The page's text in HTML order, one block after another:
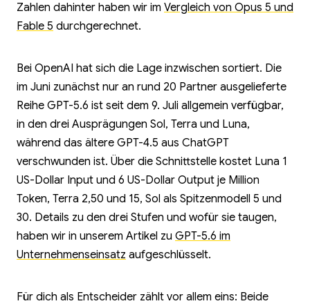
Zahlen dahinter haben wir im Vergleich von Opus 5 und
Fable 5 durchgerechnet.
Bei OpenAI hat sich die Lage inzwischen sortiert. Die
im Juni zunächst nur an rund 20 Partner ausgelieferte
Reihe GPT-5.6 ist seit dem 9. Juli allgemein verfügbar,
in den drei Ausprägungen Sol, Terra und Luna,
während das ältere GPT-4.5 aus ChatGPT
verschwunden ist. Über die Schnittstelle kostet Luna 1
US-Dollar Input und 6 US-Dollar Output je Million
Token, Terra 2,50 und 15, Sol als Spitzenmodell 5 und
30. Details zu den drei Stufen und wofür sie taugen,
haben wir in unserem Artikel zu GPT-5.6 im
Unternehmenseinsatz aufgeschlüsselt.
Für dich als Entscheider zählt vor allem eins: Beide